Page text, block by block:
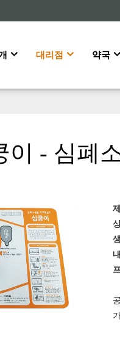
대리점 약국
이 - 심폐